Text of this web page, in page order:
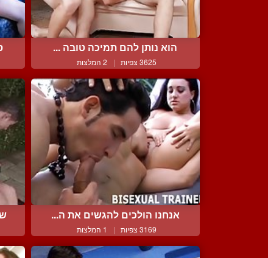
הוא נותן להם תמיכה טובה ...
3625 צפיות | 2 המלצות
אנחנו הולכים להגשים את ה...
3169 צפיות | 1 המלצות